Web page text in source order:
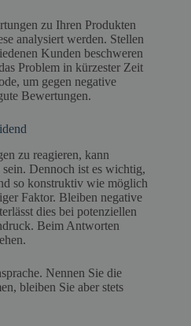
zu Ihren Produkten
analysiert werden. Stellen
Kunden beschweren
Problem in kürzester Zeit
um gegen negative
Bewertungen.
zu reagieren, kann
Dennoch ist es wichtig,
so konstruktiv wie möglich
Faktor. Bleiben negative
dies bei potenziellen
Beim Antworten
Nennen Sie die
bleiben Sie aber stets